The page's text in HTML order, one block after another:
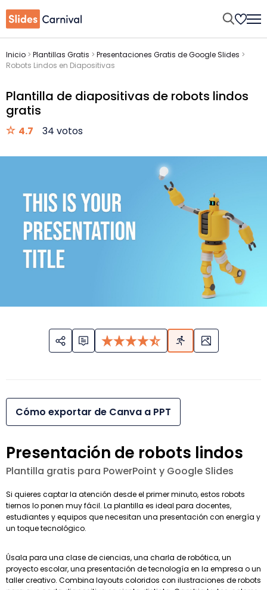
Inicio > Plantillas Gratis > Presentaciones Gratis de Google Slides >
Robots Lindos en Diapositivas
Plantilla de diapositivas de robots lindos
gratis
4.7 34 votos
Cómo exportar de Canva a PPT
Presentación de robots lindos
Plantilla gratis para PowerPoint y Google Slides
Si quieres captar la atención desde el primer minuto, estos robots
tiernos lo ponen muy fácil. La plantilla es ideal para docentes,
estudiantes y equipos que necesitan una presentación con energía y
un toque tecnológico.
Úsala para una clase de ciencias, una charla de robótica, un
proyecto escolar, una presentación de tecnología en la empresa o un
taller creativo. Combina layouts coloridos con ilustraciones de robots